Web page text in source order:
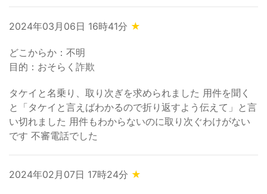
2024年03月06日 16時41分 ★
どこからか：不明
目的：おそらく詐欺
タケイと名乗り、取り次ぎを求められました 用件を聞く
と「タケイと言えばわかるので折り返すよう伝えて」と言
い切れました 用件もわからないのに取り次ぐわけがない
です 不審電話でした
2024年02月07日 17時24分 ★